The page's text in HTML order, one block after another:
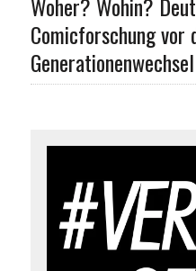
Comicforschung vor
Generationenwechsel